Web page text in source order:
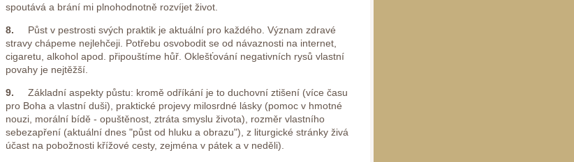
spoutává a brání mi plnohodnotně rozvíjet život.
8. Půst v pestrosti svých praktik je aktuální pro každého. Význam zdravé
stravy chápeme nejlehčeji. Potřebu osvobodit se od návaznosti na internet,
cigaretu, alkohol apod. připouštíme hůř. Oklešťování negativních rysů vlastní
povahy je nejtěžší.
9.Základní aspekty půstu: kromě odříkání je to duchovní ztišení (více času
pro Boha a vlastní duši), praktické projevy milosrdné lásky (pomoc v hmotné
nouzi, morální bídě - opuštěnost, ztráta smyslu života), rozměr vlastního
sebezapření (aktuální dnes "půst od hluku a obrazu"), z liturgické stránky živá
účast na pobožnosti křížové cesty, zejména v pátek a v neděli).